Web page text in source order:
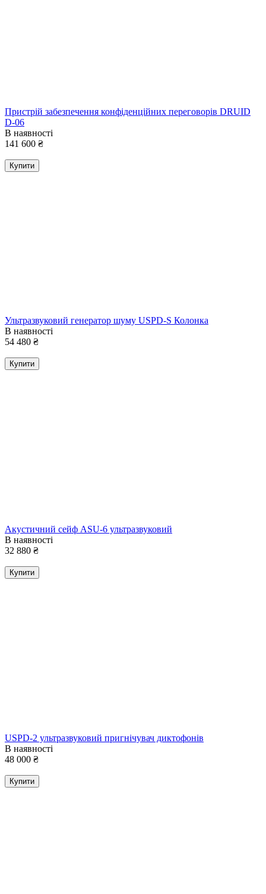
Пристрій забезпечення конфіденційних переговорів DRUID
D-06
В наявності
141 600 ₴
Купити
Ультразвуковий генератор шуму USPD-S Колонка
В наявності
54 480 ₴
Купити
Акустичний сейф ASU-6 ультразвуковий
В наявності
32 880 ₴
Купити
USPD-2 ультразвуковий пригнічувач диктофонів
В наявності
48 000 ₴
Купити